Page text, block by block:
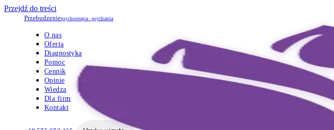
Przejdź do treści
Przebudzeniepsychoterapia · psychiatria
O nas
Oferta
Diagnostyka
Pomoc
Cennik
Opinie
Wiedza
Dla firm
Kontakt